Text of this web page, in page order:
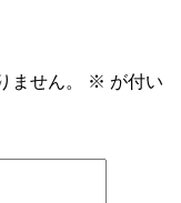
ません。 ※ が付い